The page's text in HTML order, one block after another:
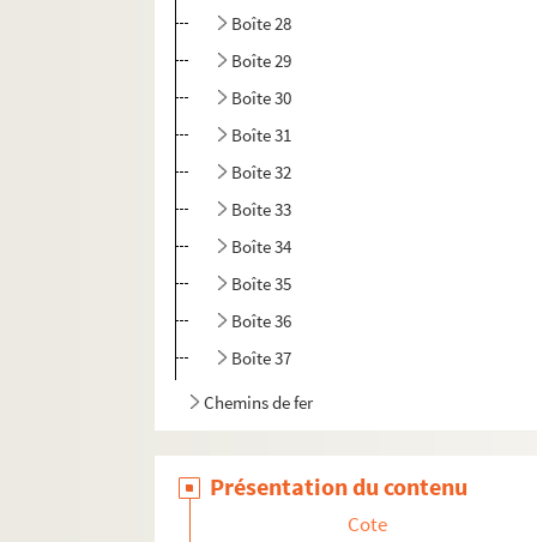
Boîte 28
Boîte 29
Boîte 30
Boîte 31
Boîte 32
Boîte 33
Boîte 34
Boîte 35
Boîte 36
Boîte 37
Chemins de fer
Documents divers
Présentation du contenu
Cote